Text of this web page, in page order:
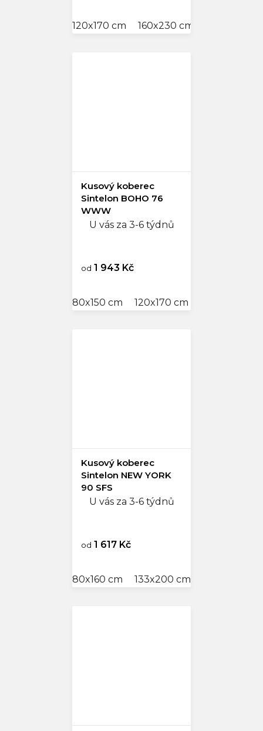
120x170 cm 160x230 cm
Kusový koberec
Sintelon BOHO 76
WWW
U vás za 3-6 týdnů
od 1 943 Kč
80x150 cm 120x170 cm
Kusový koberec
Sintelon NEW YORK
90 SFS
U vás za 3-6 týdnů
od 1 617 Kč
80x160 cm 133x200 cm